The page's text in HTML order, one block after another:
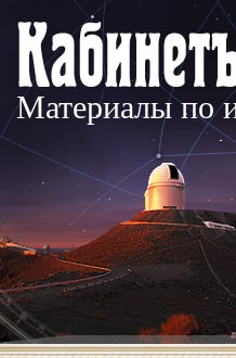
Материалы по